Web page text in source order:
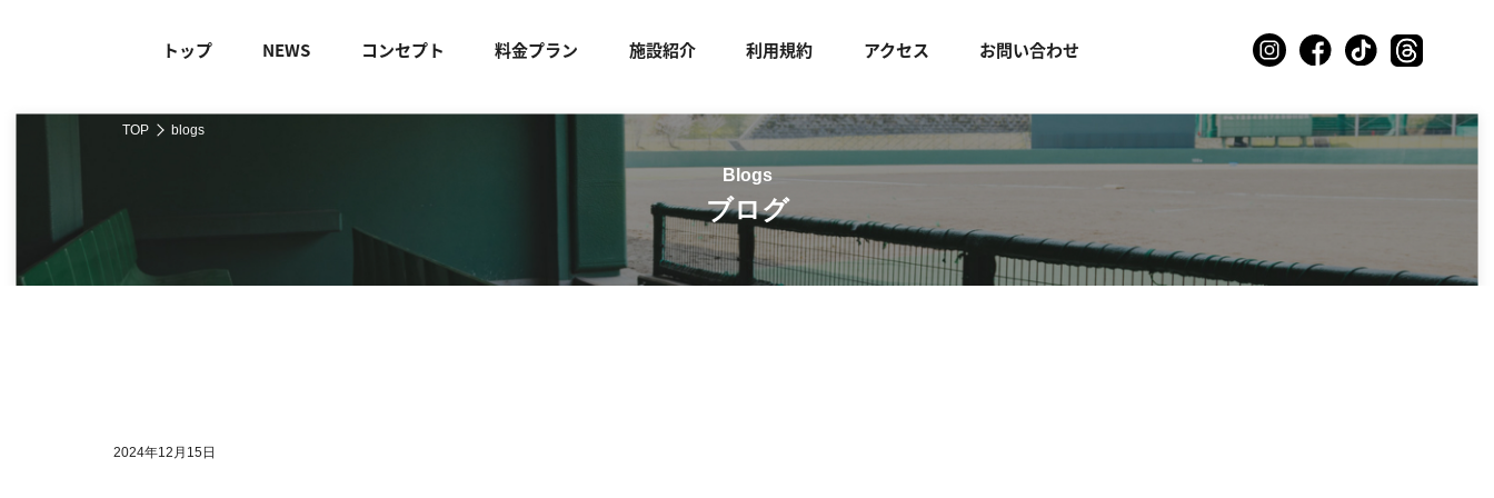
トップ NEWS コンセプト 料金プラン 施設紹介 利用規約 アクセス お問い合わせ
TOP blogs
ブログ
2024年12月15日